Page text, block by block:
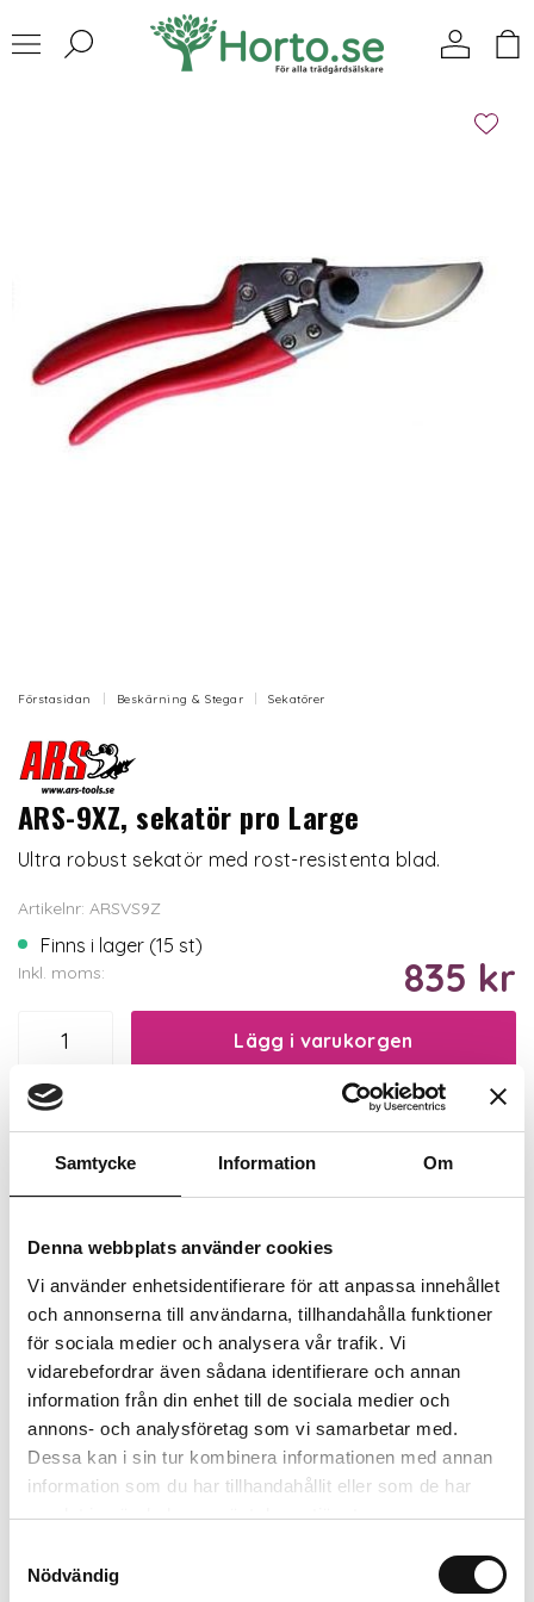
Samtycke Information Om
Denna webbplats använder cookies
Vi använder enhetsidentifierare för att anpassa innehållet
och annonserna till användarna, tillhandahålla funktioner
för sociala medier och analysera vår trafik. Vi
vidarebefordrar även sådana identifierare och annan
information från din enhet till de sociala medier och
annons- och analysföretag som vi samarbetar med.
Dessa kan i sin tur kombinera informationen med annan
information som du har tillhandahållit eller som de har
samlat in när du har använt deras tjänster.
Nödvändig
Förstasidan Beskärning & Stegar Sekatörer
ARS-9XZ, sekatör pro Large
Ultra robust sekatör med rost-resistenta blad.
Artikelnr: ARSVS9Z
Finns i lager (15 st)
Inkl. moms: 835 kr
Lägg i varukorgen
Trygg betalning
Ekologiskt utbud
Valbara fraktmetoder
Beskrivning
Recensioner
Om tillverkaren
Relaterade produkter